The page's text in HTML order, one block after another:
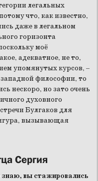
легальных
что, как известно,
даже в легальном
горизонта
моё
адекватное, не то,
упомянутых курсов, –
философии, то
нескоро, но зато очень
духовного
Булгаков для
вызывающая
Сергия
вы стажировались